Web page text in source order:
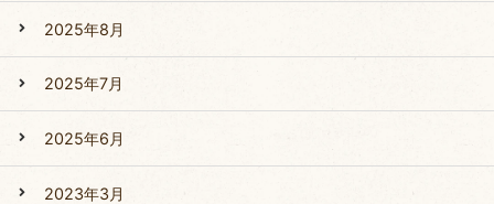
2025年8月
2025年7月
2025年6月
2023年3月